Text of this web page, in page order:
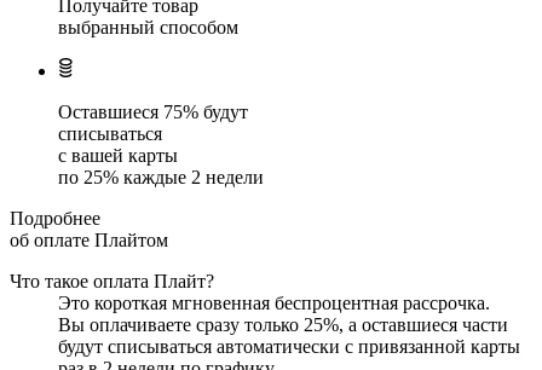
Получайте товар
выбранный способом
Оставшиеся 75% будут
списываться
с вашей карты
по 25% каждые 2 недели
Подробнее
об оплате Плайтом
Что такое оплата Плайт?
Это короткая мгновенная беспроцентная рассрочка.
Вы оплачиваете сразу только 25%, а оставшиеся части
будут списываться автоматически с привязанной карты